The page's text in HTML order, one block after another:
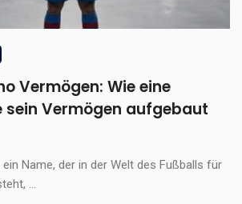
Vermögen: Wie eine
sein Vermögen aufgebaut
Name, der in der Welt des Fußballs für
...